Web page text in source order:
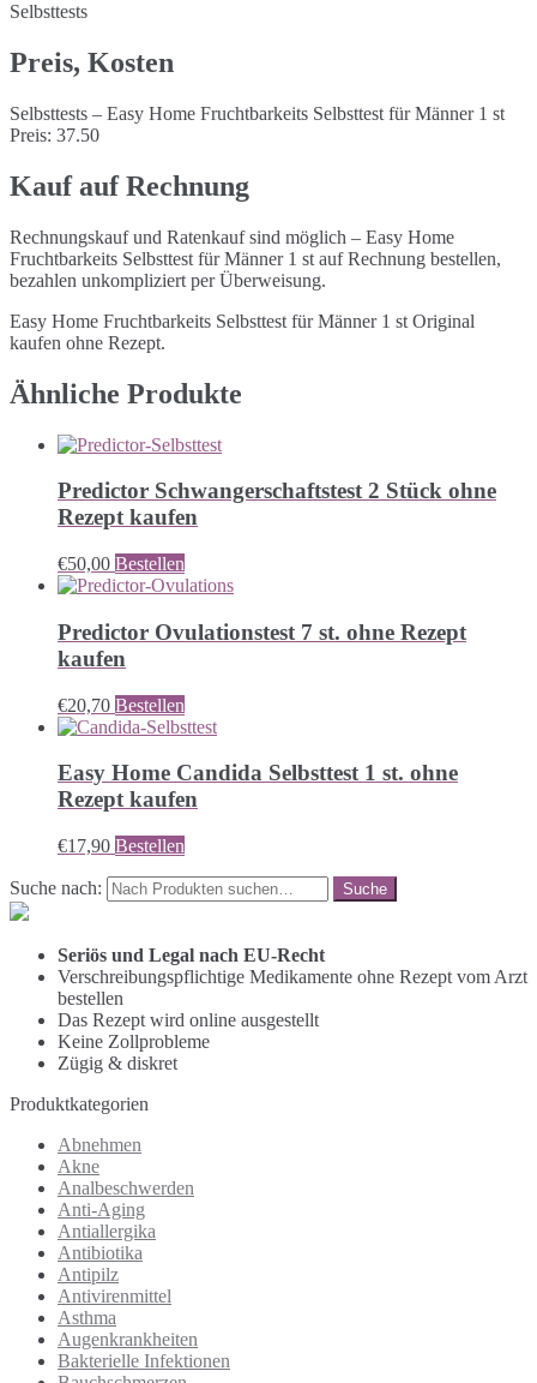
Selbsttests
Preis, Kosten
Selbsttests – Easy Home Fruchtbarkeits Selbsttest für Männer 1 st
Preis: 37.50
Kauf auf Rechnung
Rechnungskauf und Ratenkauf sind möglich – Easy Home
Fruchtbarkeits Selbsttest für Männer 1 st auf Rechnung bestellen,
bezahlen unkompliziert per Überweisung.
Easy Home Fruchtbarkeits Selbsttest für Männer 1 st Original
kaufen ohne Rezept.
Ähnliche Produkte
Predictor Schwangerschaftstest 2 Stück ohne
Rezept kaufen
€50,00 Bestellen
Predictor Ovulationstest 7 st. ohne Rezept
kaufen
€20,70 Bestellen
Easy Home Candida Selbsttest 1 st. ohne
Rezept kaufen
€17,90 Bestellen
Suche nach:
Seriös und Legal nach EU-Recht
Verschreibungspflichtige Medikamente ohne Rezept vom Arzt
bestellen
Das Rezept wird online ausgestellt
Keine Zollprobleme
Zügig & diskret
Produktkategorien
Abnehmen
Akne
Analbeschwerden
Anti-Aging
Antiallergika
Antibiotika
Antipilz
Antivirenmittel
Asthma
Augenkrankheiten
Bakterielle Infektionen